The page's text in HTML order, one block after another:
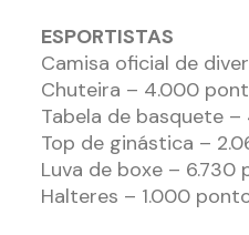
ESPORTISTAS
Camisa oficial de
Chuteira – 4.000
Tabela de basquete
Top de ginástica –
Luva de boxe – 6.730
Halteres – 1.000